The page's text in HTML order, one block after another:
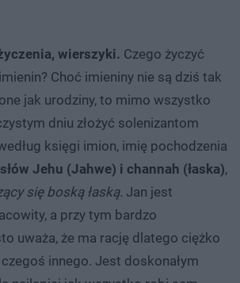
wierszyki. Czego życzyć
Choć imieniny nie są dziś tak
jak urodziny, to mimo wszystko
dniu złożyć solenizantom
księgi imion, imię pochodzenia
Jehu (Jahwe) i channah (łaska),
się boską łaską. Jan jest
a przy tym bardzo
uważa, że ma rację dlatego ciężko
innego. Jest doskonałym